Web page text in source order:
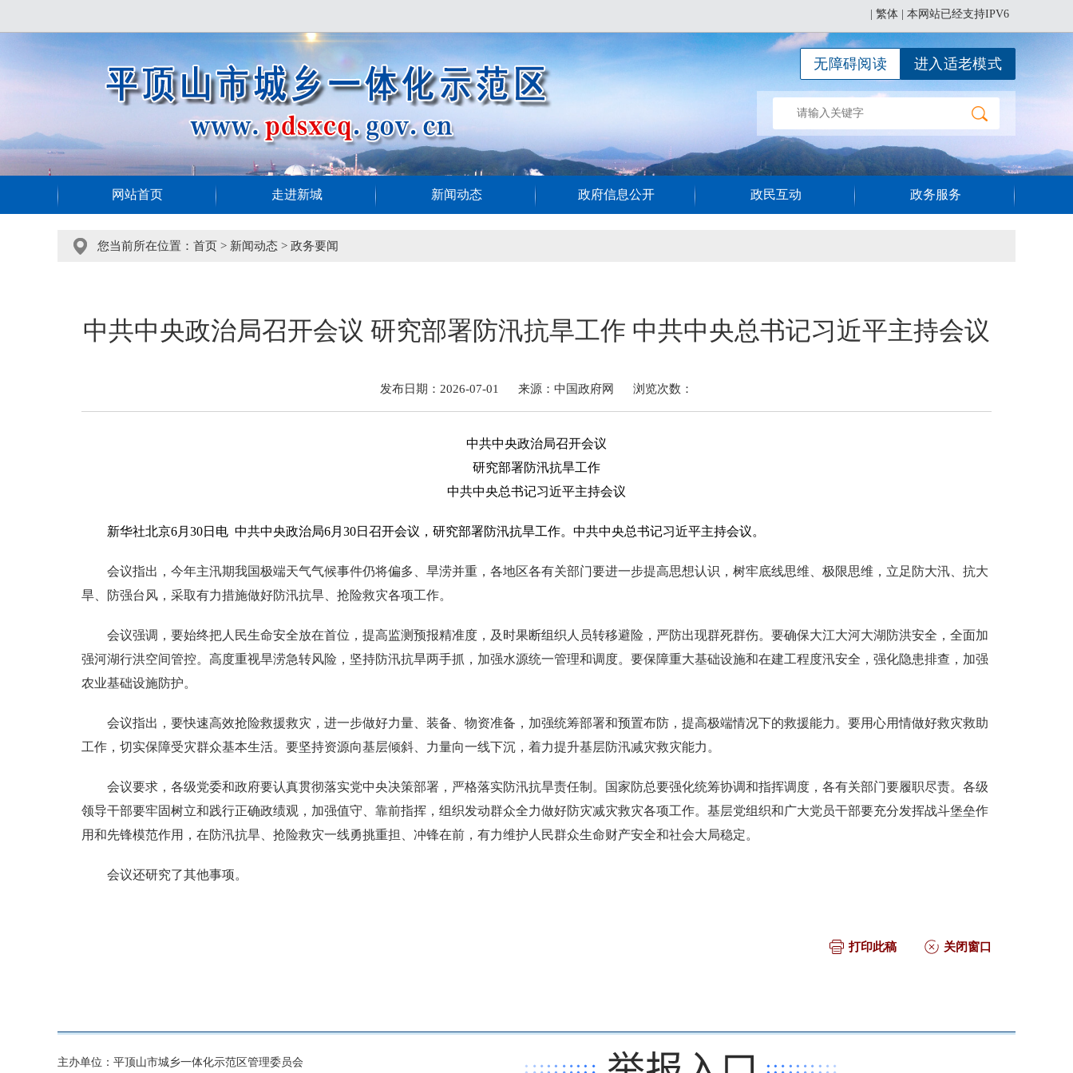
繁体 | 本网站已经支持IPV6
进入适老模式
无障碍阅读
网站首页 走进新城 新闻动态 政府信息公开 政民互动 政务服务
您当前所在位置： 首页 > 新闻动态 > 政务要闻
中共中央政治局召开会议 研究部署防汛抗旱工作 中共中央总书记习近平主持会议
发布日期：2026-07-01 来源：中国政府网 浏览次数：
中共中央政治局召开会议
研究部署防汛抗旱工作
中共中央总书记习近平主持会议
新华社北京6月30日电 中共中央政治局6月30日召开会议，研究部署防汛抗旱工作。中共中央总书记习近平主持会议。
会议指出，今年主汛期我国极端天气气候事件仍将偏多、旱涝并重，各地区各有关部门要进一步提高思想认识，树牢底线思维、极限思维，立足防大汛、抗大
旱、防强台风，采取有力措施做好防汛抗旱、抢险救灾各项工作。
会议强调，要始终把人民生命安全放在首位，提高监测预报精准度，及时果断组织人员转移避险，严防出现群死群伤。要确保大江大河大湖防洪安全，全面加
强河湖行洪空间管控。高度重视旱涝急转风险，坚持防汛抗旱两手抓，加强水源统一管理和调度。要保障重大基础设施和在建工程度汛安全，强化隐患排查，加强
农业基础设施防护。
会议指出，要快速高效抢险救援救灾，进一步做好力量、装备、物资准备，加强统筹部署和预置布防，提高极端情况下的救援能力。要用心用情做好救灾救助
工作，切实保障受灾群众基本生活。要坚持资源向基层倾斜、力量向一线下沉，着力提升基层防汛减灾救灾能力。
会议要求，各级党委和政府要认真贯彻落实党中央决策部署，严格落实防汛抗旱责任制。国家防总要强化统筹协调和指挥调度，各有关部门要履职尽责。各级
领导干部要牢固树立和践行正确政绩观，加强值守、靠前指挥，组织发动群众全力做好防灾减灾救灾各项工作。基层党组织和广大党员干部要充分发挥战斗堡垒作
用和先锋模范作用，在防汛抗旱、抢险救灾一线勇挑重担、冲锋在前，有力维护人民群众生命财产安全和社会大局稳定。
会议还研究了其他事项。
打印此稿 关闭窗口
主办单位：平顶山市城乡一体化示范区管理委员会